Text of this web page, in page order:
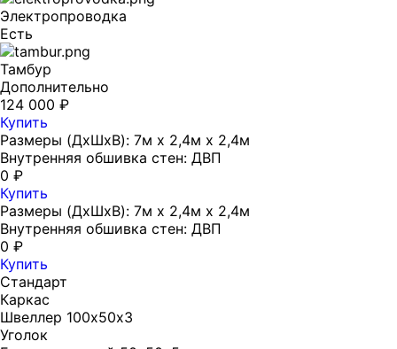
Электропроводка
Есть
Тамбур
Дополнительно
124 000 ₽
Купить
Размеры (ДхШхВ): 7м х 2,4м х 2,4м
Внутренняя обшивка стен: ДВП
0 ₽
Купить
Размеры (ДхШхВ): 7м х 2,4м х 2,4м
Внутренняя обшивка стен: ДВП
0 ₽
Купить
Стандарт
Каркас
Швеллер 100х50х3
Уголок